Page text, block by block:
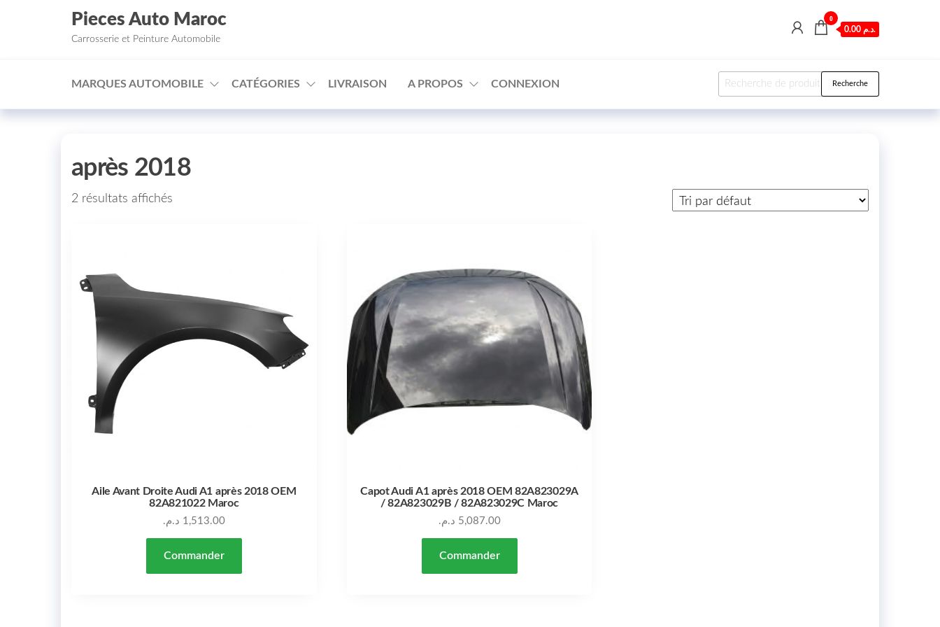
□
Aller au contenu
Pieces Auto Maroc
Carrosserie et Peinture Automobile
0
0.00 د.م.
MARQUES AUTOMOBILE CATÉGORIES LIVRAISON A PROPOS CONNEXION Recherche pour : Recherche
après 2018
2 résultats affichés
Aile Avant Droite Audi A1 après 2018 OEM
82A821022 Maroc
1,513.00 د.م.
Commander
Capot Audi A1 après 2018 OEM 82A823029A
/ 82A823029B / 82A823029C Maroc
5,087.00 د.م.
Commander